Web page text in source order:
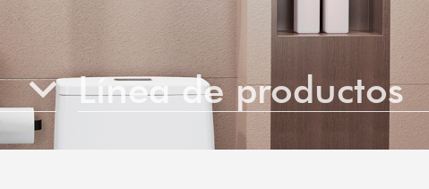
Línea de productos